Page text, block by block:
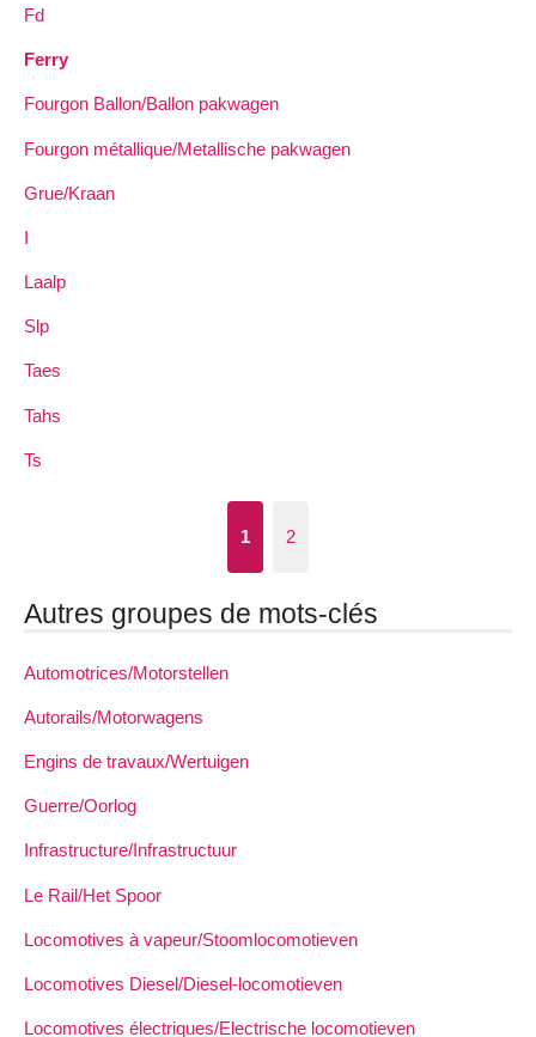
Fd
Ferry
Fourgon Ballon/Ballon pakwagen
Fourgon métallique/Metallische pakwagen
Grue/Kraan
I
Laalp
Slp
Taes
Tahs
Ts
1 2
Autres groupes de mots-clés
Automotrices/Motorstellen
Autorails/Motorwagens
Engins de travaux/Wertuigen
Guerre/Oorlog
Infrastructure/Infrastructuur
Le Rail/Het Spoor
Locomotives à vapeur/Stoomlocomotieven
Locomotives Diesel/Diesel-locomotieven
Locomotives électriques/Electrische locomotieven